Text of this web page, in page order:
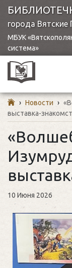
города
МБУК
система»
› Новости ›
выставка-
10 Июня 2026